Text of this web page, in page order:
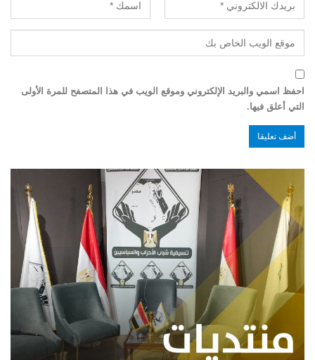
احفظ اسمي والبريد الإلكتروني وموقع الويب في هذا المتصفح للمرة الأولى
التي أعلق فيها.